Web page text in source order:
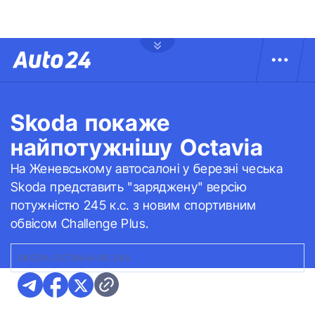
Skoda покаже
найпотужнішу Octavia
На Женевському автосалоні у березні чеська
Skoda представить "заряджену" версію
потужністю 245 к.с. з новим спортивним
обвісом Challenge Plus.
SKODA OCTAVIA RS 245